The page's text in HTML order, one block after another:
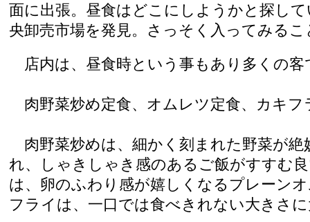
面に出張。昼食はどこにしようかと探し
央卸売市場を発見。さっそく入ってみる
店内は、昼食時という事もあり多くの客
肉野菜炒め定食、オムレツ定食、カキフ
肉野菜炒めは、細かく刻まれた野菜が絶
れ、しゃきしゃき感のあるご飯がすすむ
は、卵のふわり感が嬉しくなるプレーン
フライは、一口では食べきれない大きさ